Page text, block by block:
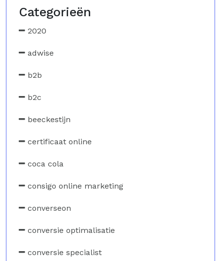
Categorieën
2020
adwise
b2b
b2c
beeckestijn
certificaat online
coca cola
consigo online marketing
converseon
conversie optimalisatie
conversie specialist